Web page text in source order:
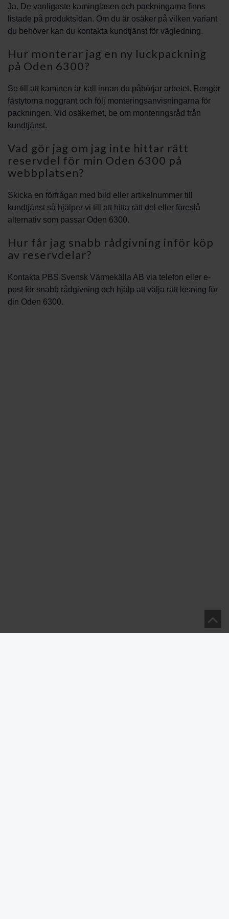
Ja. De vanligaste kaminglasen och packningarna finns
listade på produktsidan. Om du är osäker på vilken variant
du behöver kan du kontakta kundtjänst för vägledning.
Hur monterar jag en ny luckpackning
på Oden 6300?
Se till att kaminen är kall innan du påbörjar arbetet. Rengör
fästytorna noggrant och följ monteringsanvisningarna för
packningen. Vid osäkerhet, be om monteringsråd från
kundtjänst.
Vad gör jag om jag inte hittar rätt
reservdel för min Oden 6300 på
webbplatsen?
Skicka en förfrågan med bild eller artikelnummer till
kundtjänst så hjälper vi till att hitta rätt del eller föreslå
alternativ som passar Oden 6300.
Hur får jag snabb rådgivning inför köp
av reservdelar?
Kontakta PBS Svensk Värmekälla AB via telefon eller e-
post för snabb rådgivning och hjälp att välja rätt lösning för
din Oden 6300.